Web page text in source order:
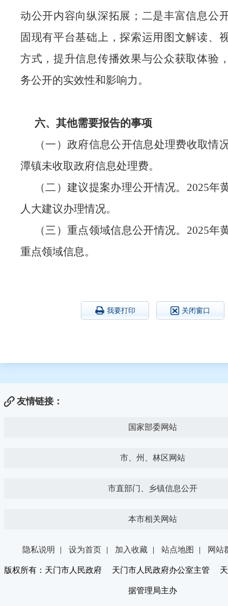
动公开内容向纵深拓展；二是丰富信息公
固现有平台基础上，探索运用图文解读、
方式，提升信息传播效果与公众获取体验
务公开的实效性和影响力。
六、其他需要报告的事项
（一）政府信息公开信息处理费收取情
潭镇未收取政府信息处理费。
（二）建议提案办理公开情况。 2025年
人大建议办理情况。
（三）重点领域信息公开情况。 2025年
重点领域信息。
我要打印 关闭窗口
友情链接：
国家部委网站
市、州、林区网站
市直部门、乡镇信息公开
本市相关网站
隐私说明 | 设为首页 | 加入收藏 | 站点地图 | 网站
版权所有：天门市人民政府 天门市人民政府办公室主管 天
据管理局主办